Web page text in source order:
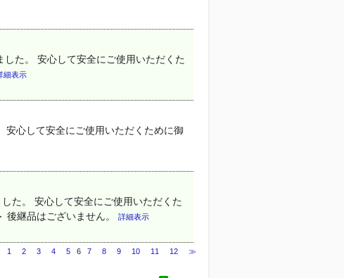
た。 安心して安全にご使用いただくた
細表示
心して安全にご使用いただくために御
た。 安心して安全にご使用いただくた
継品はございません。
詳細表示
1 2 3 4 5 6 7 8 9 10 11 12 ≫